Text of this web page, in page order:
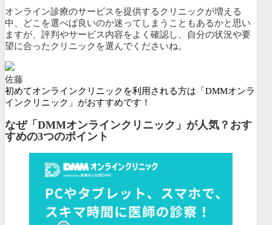
オンライン診療のサービスを提供するクリニックが増える
中、どこを選べば良いのか迷ってしまうこともあるかと思い
ますが、評判やサービス内容をよく確認し、自分の状況や要
望に合ったクリニックを選んでくださいね。
佐藤
初めてオンラインクリニックを利用される方は「DMMオンラ
インクリニック」がおすすめです！
なぜ「DMMオンラインクリニック」が人気？おす
すめの3つのポイント